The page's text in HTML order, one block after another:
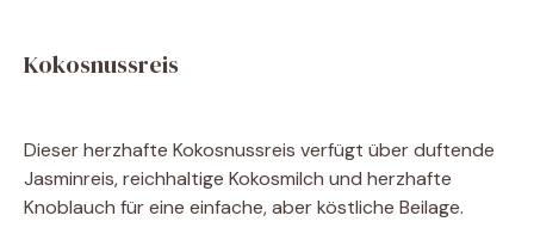
Kokosnussreis
Dieser herzhafte Kokosnussreis verfügt über duftende
Jasminreis, reichhaltige Kokosmilch und herzhafte
Knoblauch für eine einfache, aber köstliche Beilage.